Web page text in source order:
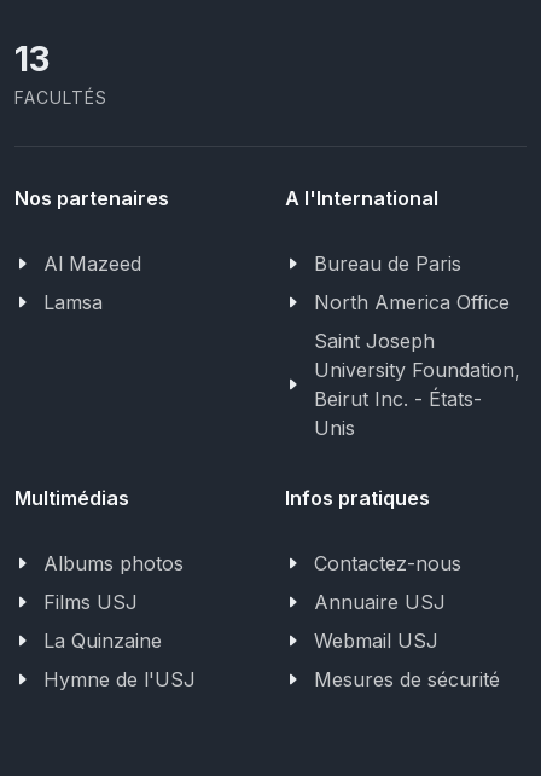
13
FACULTÉS
Nos partenaires
Al Mazeed
Lamsa
A l'International
Bureau de Paris
North America Office
Saint Joseph
University Foundation,
Beirut Inc. - États-
Unis
Multimédias
Albums photos
Films USJ
La Quinzaine
Hymne de l'USJ
Infos pratiques
Contactez-nous
Annuaire USJ
Webmail USJ
Mesures de sécurité